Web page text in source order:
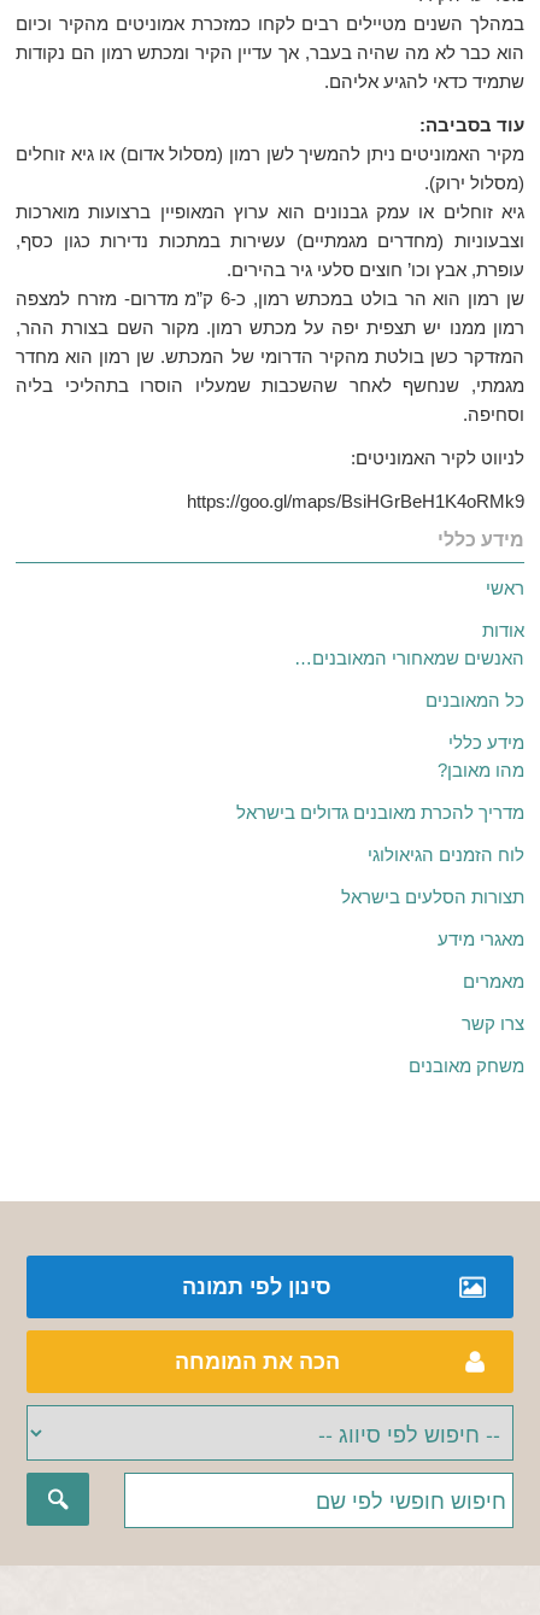
במהלך השנים מטיילים רבים לקחו כמזכרת אמוניטים מהקיר וכיום
הוא כבר לא מה שהיה בעבר, אך עדיין הקיר ומכתש רמון הם נקודות
שתמיד כדאי להגיע אליהם.
עוד בסביבה:
מקיר האמוניטים ניתן להמשיך לשן רמון (מסלול אדום) או גיא זוחלים
(מסלול ירוק).
גיא זוחלים או עמק גבנונים הוא ערוץ המאופיין ברצועות מוארכות
וצבעוניות (מחדרים מגמתיים) עשירות במתכות נדירות כגון כסף,
עופרת, אבץ וכו’ חוצים סלעי גיר בהירים.
שן רמון הוא הר בולט במכתש רמון, כ-6 ק”מ מדרום- מזרח למצפה
רמון ממנו יש תצפית יפה על מכתש רמון. מקור השם בצורת ההר,
המזדקר כשן בולטת מהקיר הדרומי של המכתש. שן רמון הוא מחדר
מגמתי, שנחשף לאחר שהשכבות שמעליו הוסרו בתהליכי בליה
וסחיפה.
לניווט לקיר האמוניטים:
https://goo.gl/maps/BsiHGrBeH1K4oRMk9
מידע כללי
ראשי
אודות
האנשים שמאחורי המאובנים…
כל המאובנים
מידע כללי
מהו מאובן?
מדריך להכרת מאובנים גדולים בישראל
לוח הזמנים הגיאולוגי
תצורות הסלעים בישראל
מאגרי מידע
מאמרים
צרו קשר
משחק מאובנים
סינון לפי תמונה
הכה את המומחה